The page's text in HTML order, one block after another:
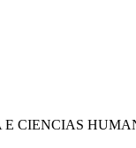
E CIENCIAS